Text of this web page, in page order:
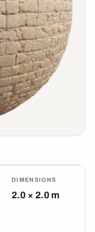
DIMENSIONS
2.0 × 2.0 m